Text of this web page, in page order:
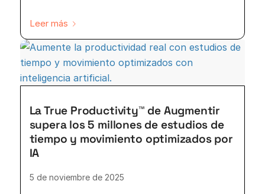
Leer más
La True Productivity™ de Augmentir
supera los 5 millones de estudios de
tiempo y movimiento optimizados por
IA
5 de noviembre de 2025